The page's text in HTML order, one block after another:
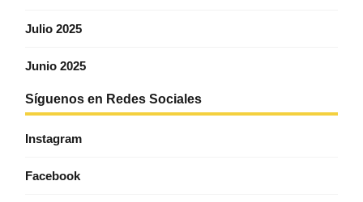
Julio 2025
Junio 2025
Síguenos en Redes Sociales
Instagram
Facebook